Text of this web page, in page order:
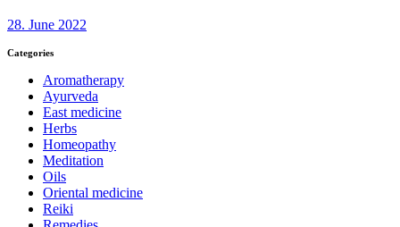
28. June 2022
Categories
Aromatherapy
Ayurveda
East medicine
Herbs
Homeopathy
Meditation
Oils
Oriental medicine
Reiki